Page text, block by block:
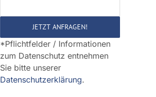
leer.
*Pflichtfelder / Informationen
zum Datenschutz entnehmen
Sie bitte unserer
Datenschutzerklärung.